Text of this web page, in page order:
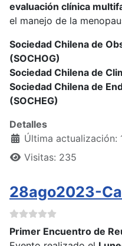
evaluación clínica
el manejo de la
Sociedad Chilena de
(SOCHOG)
Sociedad Chilena de
Sociedad Chilena de
(SOCHEG)
Detalles
Última actualización:
Visitas: 235
28ago2023-
Primer Encuentro de